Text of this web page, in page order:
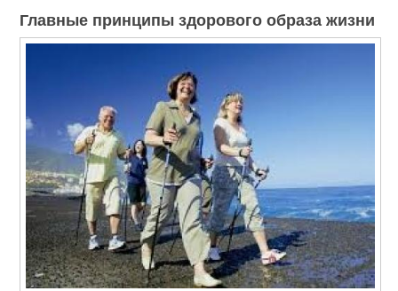
Главные принципы здорового образа жизни